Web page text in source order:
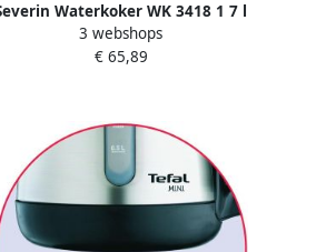
Waterkoker WK 3418 1 7 l
3 webshops
€ 65,89